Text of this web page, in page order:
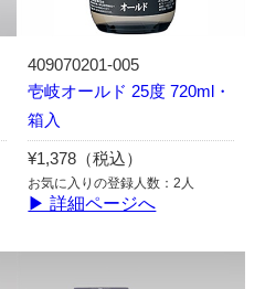
409070201-005
壱岐オールド 25度 720ml・
箱入
¥1,378（税込）
お気に入りの登録人数：2人
▶ 詳細ページへ